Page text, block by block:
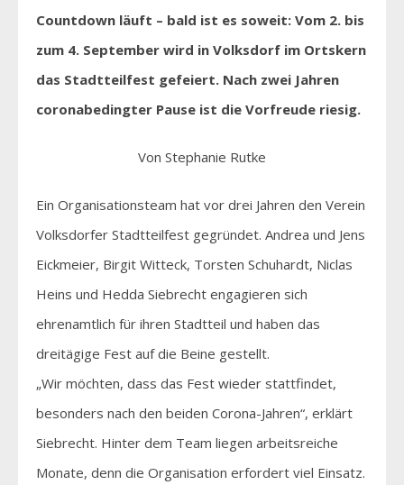
Countdown läuft – bald ist es soweit: Vom 2. bis
zum 4. September wird in Volksdorf im Ortskern
das Stadtteilfest gefeiert. Nach zwei Jahren
coronabedingter Pause ist die Vorfreude riesig.
Von Stephanie Rutke
Ein Organisationsteam hat vor drei Jahren den Verein
Volksdorfer Stadtteilfest gegründet. Andrea und Jens
Eickmeier, Birgit Witteck, Torsten Schuhardt, Niclas
Heins und Hedda Siebrecht engagieren sich
ehrenamtlich für ihren Stadtteil und haben das
dreitägige Fest auf die Beine gestellt.
„Wir möchten, dass das Fest wieder stattfindet,
besonders nach den beiden Corona-Jahren“, erklärt
Siebrecht. Hinter dem Team liegen arbeitsreiche
Monate, denn die Organisation erfordert viel Einsatz.